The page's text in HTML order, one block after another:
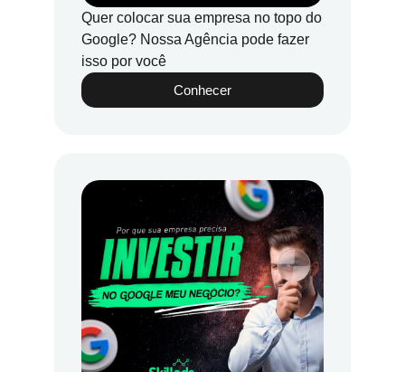
Quer colocar sua empresa no topo do
Google? Nossa Agência pode fazer
isso por você
Conhecer